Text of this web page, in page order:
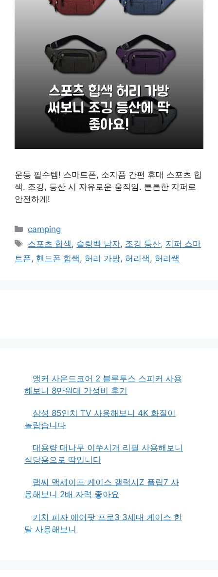
운동 필수템! 스마트폰, 소지품 간편 휴대 스포츠 힙
색. 조깅, 등산 시 자유로운 움직임. 튼튼한 지퍼로
안전하게!
카
테
리
camping
태
그
스포츠 힙색 , 슬링백 남자, 조깅 등산, 지퍼 스마
트폰, 핸드폰 힙쌕 , 허리 가방, 허리색 , 허리쌕
앵커 사운드코어 2 블루투스 스피커 사용
해보니 8만원대 가성비 후기
삼성 85인치 TV 사용해보니 4K 화질이
놀랍습니다
대용량 대나무 이쑤시개 리필 사용해보니
식당용으로 딱입니다
랩씨 맥세이프 케이스 갤럭시Z 플립7 사
용해보니 2배 자력 좋아요
키치 피자 에어팟 프로3 3세대 케이스 한
달 사용해보니